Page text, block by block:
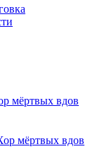
мёртвых вдов
мёртвых вдов